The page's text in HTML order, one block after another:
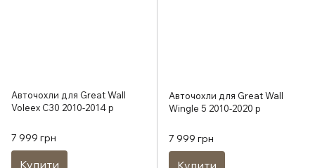
Авточохли для Great Wall
Voleex C30 2010-2014 р
7 999 грн
Купити
Авточохли для Great Wall
Wingle 5 2010-2020 р
7 999 грн